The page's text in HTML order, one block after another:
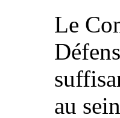
Le
au